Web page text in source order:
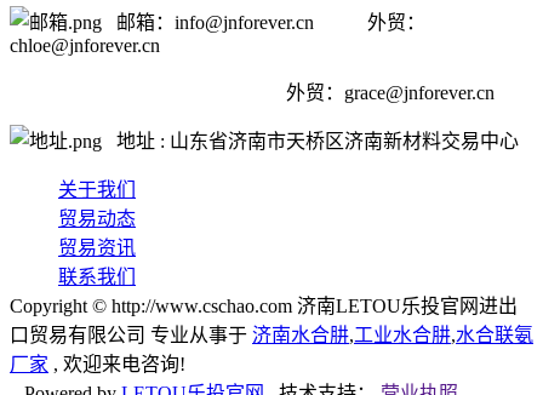
邮箱：info@jnforever.cn 外贸：
chloe@jnforever.cn
外贸： grace@jnforever.cn
地址 : 山东省济南市天桥区济南新材料交易中心
关于我们
贸易动态
贸易资讯
联系我们
Copyright © http://www.cschao.com 济南LETOU乐投官网进出
口贸易有限公司 专业从事于 济南水合肼,工业水合肼,水合联氨
厂家 , 欢迎来电咨询!